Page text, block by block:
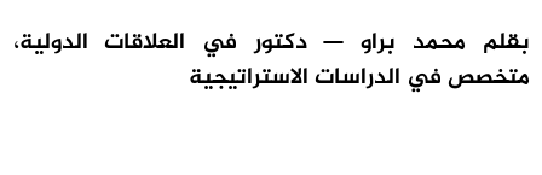
بقلم محمد براو — دكتور في العلاقات الدولية،
متخصص في الدراسات الاستراتيجية